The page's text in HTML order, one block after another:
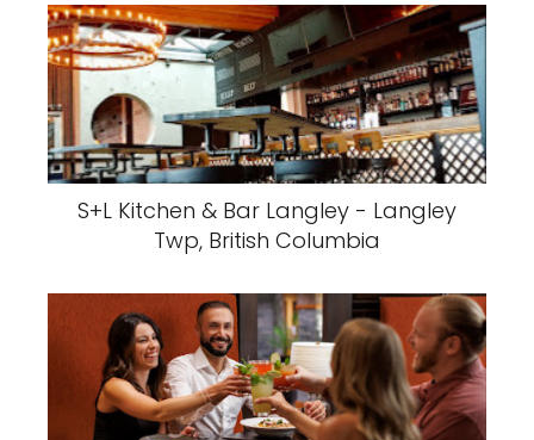
S+L Kitchen & Bar Langley - Langley
Twp, British Columbia